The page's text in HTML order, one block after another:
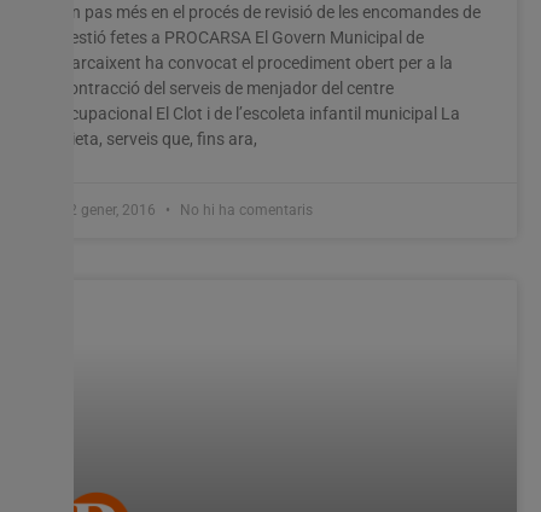
Un pas més en el procés de revisió de les encomandes de
gestió fetes a PROCARSA El Govern Municipal de
Carcaixent ha convocat el procediment obert per a la
contracció del serveis de menjador del centre
ocupacional El Clot i de l’escoleta infantil municipal La
Vieta, serveis que, fins ara,
22 gener, 2016 No hi ha comentaris